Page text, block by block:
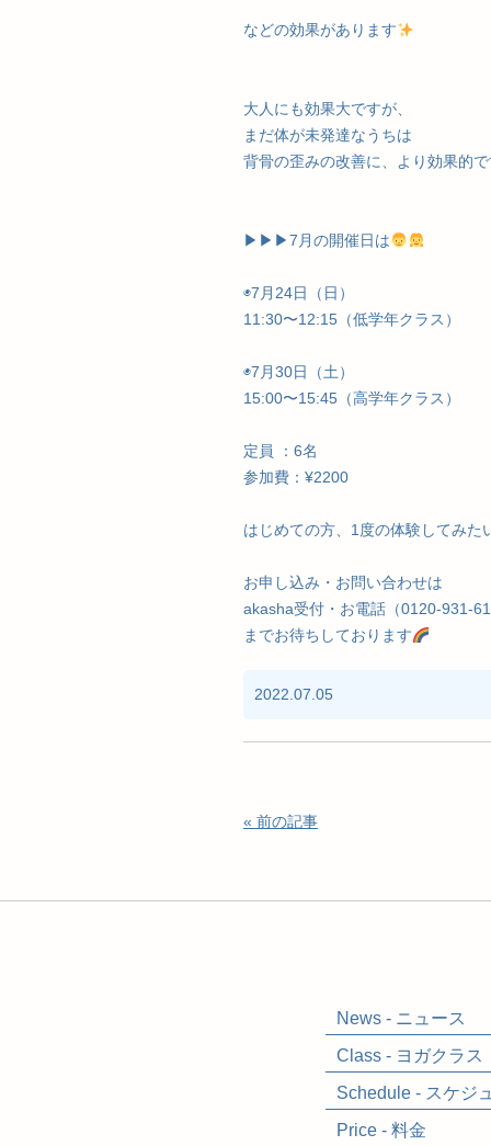
などの効果があります
大人にも効果大ですが、
まだ体が未発達なうちは
背骨の歪みの改善に、より効果的
▶︎▶︎▶︎7月の開催日は
◉7月24日（日）
11:30〜12:15（低学年クラス）
◉7月30日（土）
15:00〜15:45（高学年クラス）
定員 ：6名
参加費：¥2200
はじめての方、1度の体験してみた
お申し込み・お問い合わせは
akasha受付・お電話（0120-931-
までお待ちしております
2022.07.05
« 前の記事
News - ニュース
Class - ヨガクラス
Schedule - スケジ
Price - 料金